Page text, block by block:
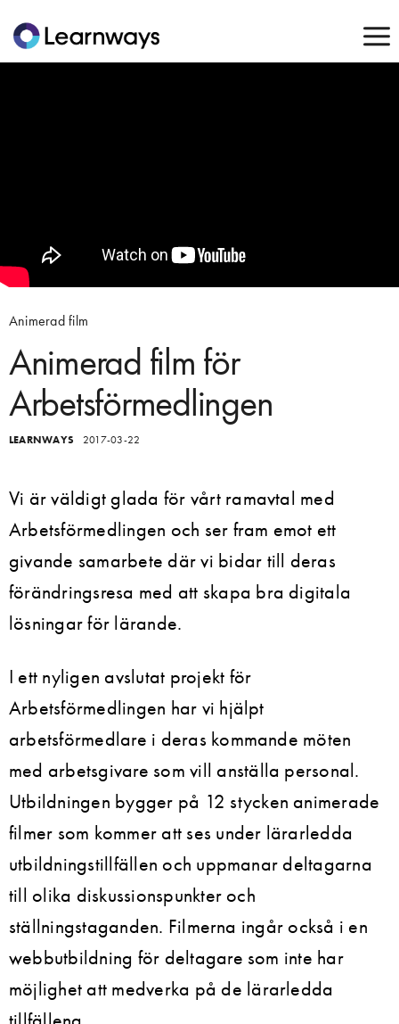
Animerad film
Animerad film för
Arbetsförmedlingen
LEARNWAYS 2017-03-22
Vi är väldigt glada för vårt ramavtal med
Arbetsförmedlingen och ser fram emot ett
givande samarbete där vi bidar till deras
förändringsresa med att skapa bra digitala
lösningar för lärande.
I ett nyligen avslutat projekt för
Arbetsförmedlingen har vi hjälpt
arbetsförmedlare i deras kommande möten
med arbetsgivare som vill anställa personal.
Utbildningen bygger på 12 stycken animerade
filmer som kommer att ses under lärarledda
utbildningstillfällen och uppmanar deltagarna
till olika diskussionspunkter och
ställningstaganden. Filmerna ingår också i en
webbutbildning för deltagare som inte har
möjlighet att medverka på de lärarledda